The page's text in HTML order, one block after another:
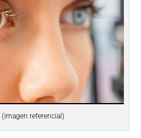
referencial)